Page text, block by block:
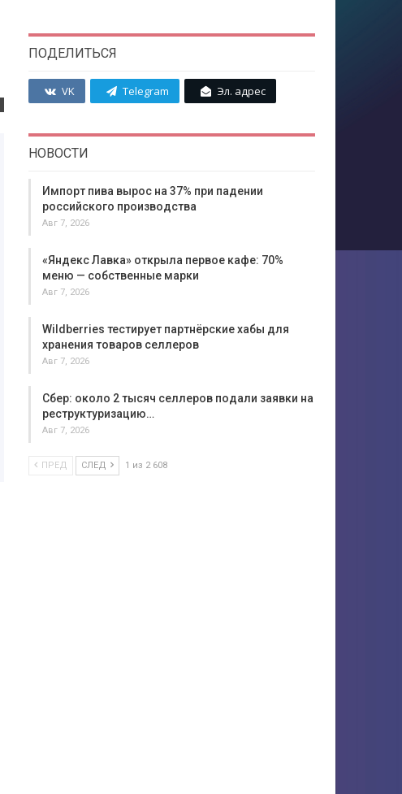
ПОДЕЛИТЬСЯ
VK Telegram Эл. адрес
НОВОСТИ
Импорт пива вырос на 37% при падении
российского производства
Авг 7, 2026
«Яндекс Лавка» открыла первое кафе: 70%
меню — собственные марки
Авг 7, 2026
Wildberries тестирует партнёрские хабы для
хранения товаров селлеров
Авг 7, 2026
Сбер: около 2 тысяч селлеров подали заявки на
реструктуризацию…
Авг 7, 2026
ПРЕД СЛЕД 1 из 2 608